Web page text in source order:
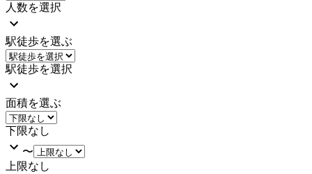
人数を選択
駅徒歩を選ぶ
駅徒歩を選択
面積を選ぶ
下限なし
〜
上限なし